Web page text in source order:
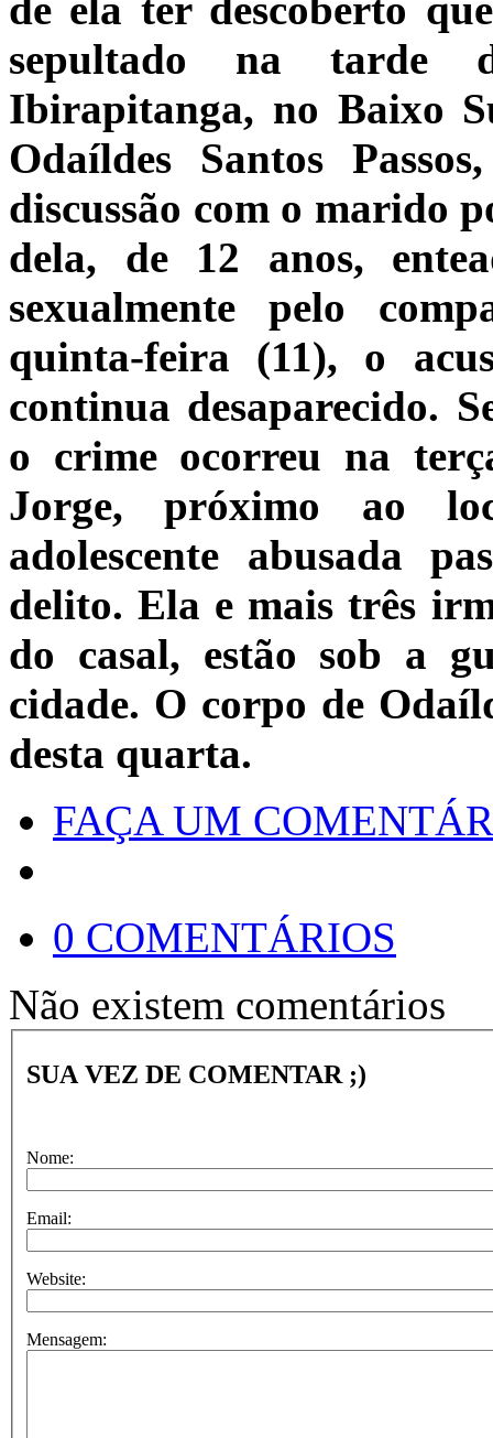
sepultado na tarde
Ibirapitanga, no Baixo
Odaíldes Santos
discussão com o marido
dela, de 12 anos,
sexualmente pelo
quinta-feira (11), o
continua desaparecido.
o crime ocorreu na
Jorge, próximo ao
adolescente abusada
delito. Ela e mais três
do casal, estão sob a
cidade. O corpo de
desta quarta.
FAÇA UM
0 COMENTÁRIOS
Não existem comentários
SUA VEZ DE COMENTAR ;)
Nome:
Email:
Website:
Mensagem: